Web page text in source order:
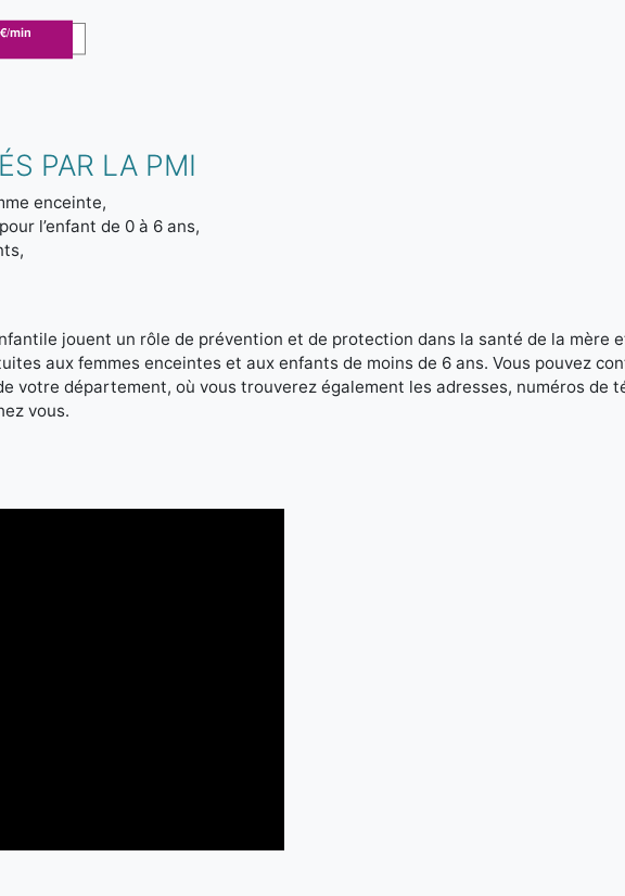
PAR LA PMI
enceinte,
l’enfant de 0 à 6 ans,
jouent un rôle de prévention et de protection dans la santé de la mère
aux femmes enceintes et aux enfants de moins de 6 ans. Vous pouvez
votre département, où vous trouverez également les adresses, numéros de
vous.